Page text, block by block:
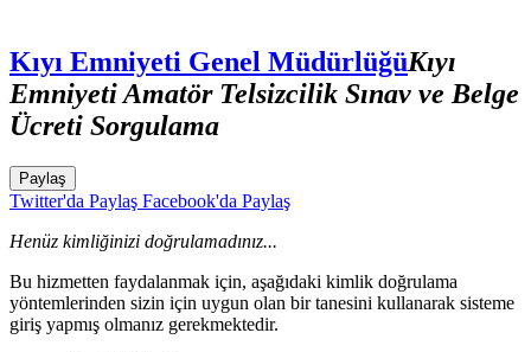
Kıyı Emniyeti Genel MüdürlüğüKıyı
Emniyeti Amatör Telsizcilik Sınav ve Belge
Ücreti Sorgulama
Paylaş
Twitter'da Paylaş Facebook'da Paylaş
Henüz kimliğinizi doğrulamadınız...
Bu hizmetten faydalanmak için, aşağıdaki kimlik doğrulama
yöntemlerinden sizin için uygun olan bir tanesini kullanarak sisteme
giriş yapmış olmanız gerekmektedir.